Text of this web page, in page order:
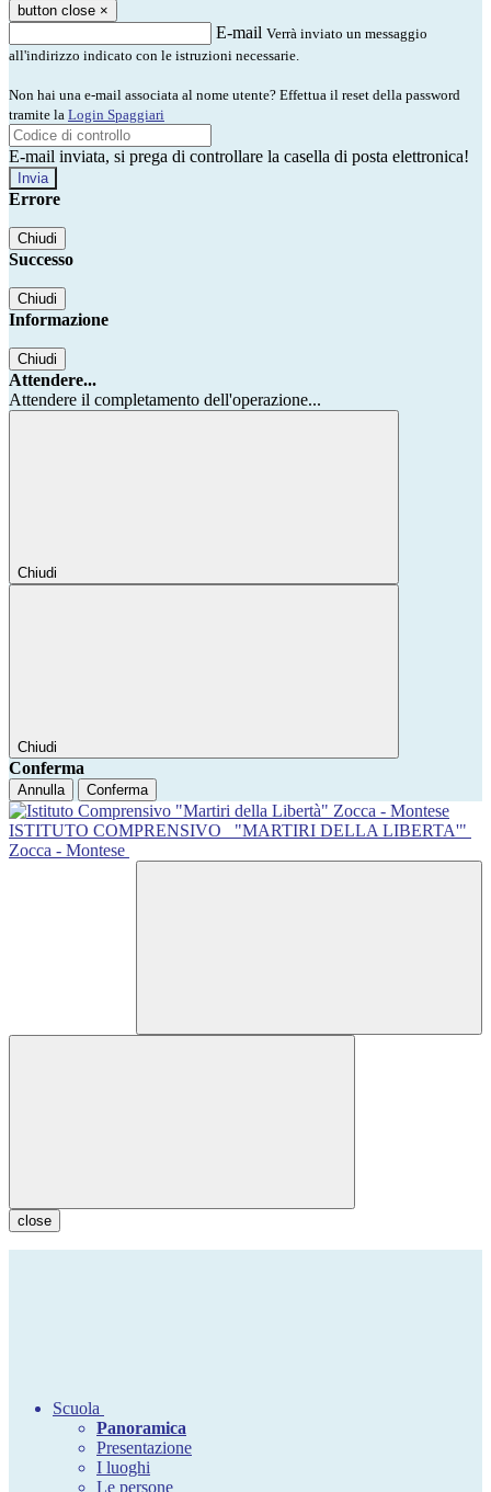
button close ×
E-mail Verrà inviato un messaggio
all'indirizzo indicato con le istruzioni necessarie.
Non hai una e-mail associata al nome utente? Effettua il reset della password
tramite la Login Spaggiari
E-mail inviata, si prega di controllare la casella di posta elettronica!
Errore
Chiudi
Successo
Chiudi
Informazione
Chiudi
Attendere...
Attendere il completamento dell'operazione...
Chiudi
Chiudi
Conferma
Annulla Conferma
ISTITUTO COMPRENSIVO
"MARTIRI DELLA LIBERTA'"
Zocca - Montese
close
Scuola
Panoramica
Presentazione
I luoghi
Le persone